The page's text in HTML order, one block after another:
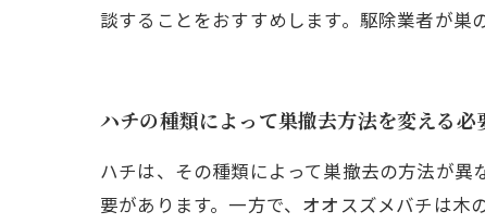
談することをおすすめします。駆除業者が巣
ハチの種類によって巣撤去方法を変える必
ハチは、その種類によって巣撤去の方法が
要があります。一方で、オオスズメバチは